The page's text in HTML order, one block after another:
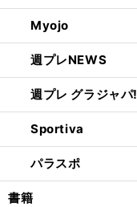
Myojo
週プレNEWS
週プレ グラジャパ!
Sportiva
パラスポ
書籍